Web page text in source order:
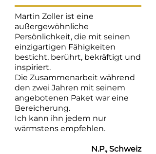
Martin Zoller ist eine
außergewöhnliche
Persönlichkeit, die mit seinen
einzigartigen Fähigkeiten
besticht, berührt, bekräftigt und
inspiriert.
Die Zusammenarbeit während
den zwei Jahren mit seinem
angebotenen Paket war eine
Bereicherung.
Ich kann ihn jedem nur
wärmstens empfehlen.
N.P., Schweiz